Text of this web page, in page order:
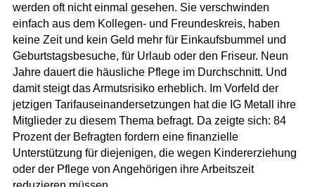
werden oft nicht einmal gesehen. Sie verschwinden
einfach aus dem Kollegen- und Freundeskreis, haben
keine Zeit und kein Geld mehr für Einkaufsbummel und
Geburtstagsbesuche, für Urlaub oder den Friseur. Neun
Jahre dauert die häusliche Pflege im Durchschnitt. Und
damit steigt das Armutsrisiko erheblich. Im Vorfeld der
jetzigen Tarifauseinandersetzungen hat die IG Metall ihre
Mitglieder zu diesem Thema befragt. Da zeigte sich: 84
Prozent der Befragten fordern eine finanzielle
Unterstützung für diejenigen, die wegen Kindererziehung
oder der Pflege von Angehörigen ihre Arbeitszeit